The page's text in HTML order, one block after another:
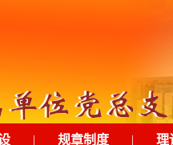
| 规章制度 | 理